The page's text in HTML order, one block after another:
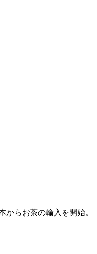
からお茶の輸入を開始。